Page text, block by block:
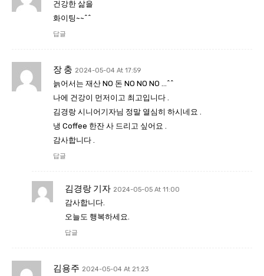
건강한 삶을
화이팅~~^^
답글
장 충 2024-05-04 At 17:59
늙어서는 재산 NO 돈 NO NO NO …^^
나에 건강이 먼저이고 최고입니다 .
김경랑 시니어기자님 정말 열심히 하시네요 .
냉 Coffee 한잔 사 드리고 싶어요 .
감사합니다 .
답글
김경랑 기자 2024-05-05 At 11:00
감사합니다.
오늘도 행복하세요.
답글
김용주 2024-05-04 At 21:23